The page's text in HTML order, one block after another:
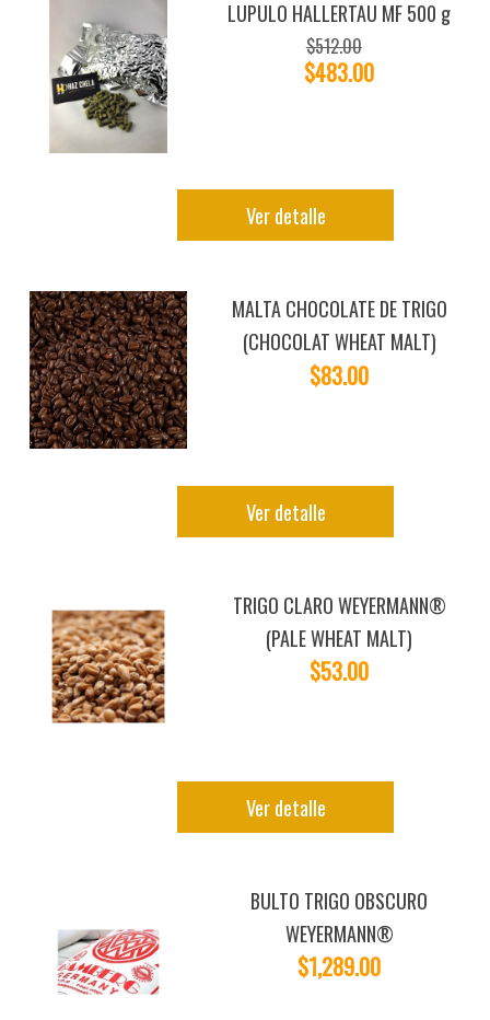
LUPULO HALLERTAU MF 500 g
$512.00
$483.00
Ver detalle
MALTA CHOCOLATE DE TRIGO
(CHOCOLAT WHEAT MALT)
$83.00
Ver detalle
TRIGO CLARO WEYERMANN®
(PALE WHEAT MALT)
$53.00
Ver detalle
BULTO TRIGO OBSCURO
WEYERMANN®
$1,289.00